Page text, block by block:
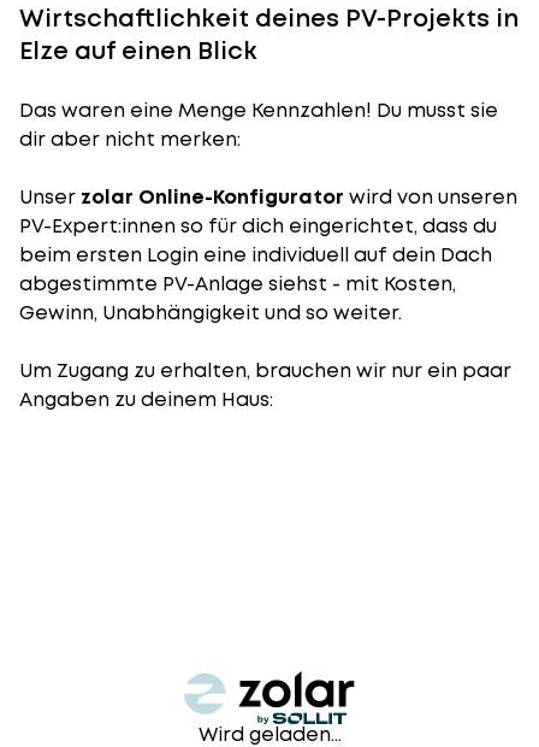
Wirtschaftlichkeit deines PV-Projekts in
Elze auf einen Blick
Das waren eine Menge Kennzahlen! Du musst sie
dir aber nicht merken:
Unser zolar Online-Konfigurator wird von unseren
PV-Expert:innen so für dich eingerichtet, dass du
beim ersten Login eine individuell auf dein Dach
abgestimmte PV-Anlage siehst - mit Kosten,
Gewinn, Unabhängigkeit und so weiter.
Um Zugang zu erhalten, brauchen wir nur ein paar
Angaben zu deinem Haus:
Wird geladen...